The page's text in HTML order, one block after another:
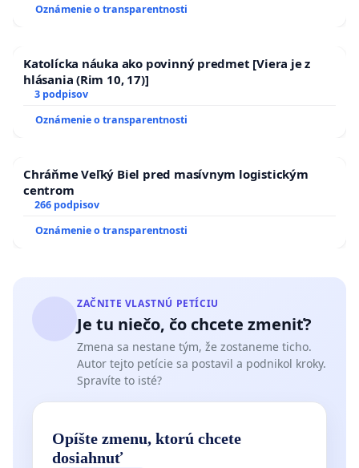
Oznámenie o transparentnosti
Katolícka náuka ako povinný predmet [Viera je z
hlásania (Rim 10, 17)]
3 podpisov
Oznámenie o transparentnosti
Chráňme Veľký Biel pred masívnym logistickým
centrom
266 podpisov
Oznámenie o transparentnosti
ZAČNITE VLASTNÚ PETÍCIU
Je tu niečo, čo chcete zmeniť?
Zmena sa nestane tým, že zostaneme ticho.
Autor tejto petície sa postavil a podnikol kroky.
Spravíte to isté?
Opíšte zmenu, ktorú chcete
dosiahnuť